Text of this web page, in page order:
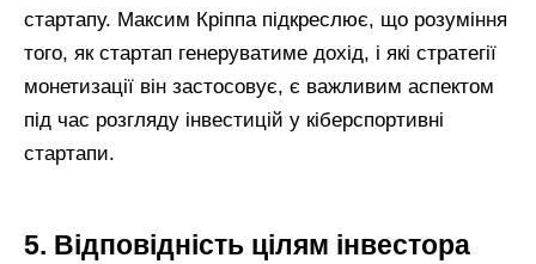
стартапу. Максим Кріппа підкреслює, що розуміння
того, як стартап генеруватиме дохід, і які стратегії
монетизації він застосовує, є важливим аспектом
під час розгляду інвестицій у кіберспортивні
стартапи.
5. Відповідність цілям інвестора